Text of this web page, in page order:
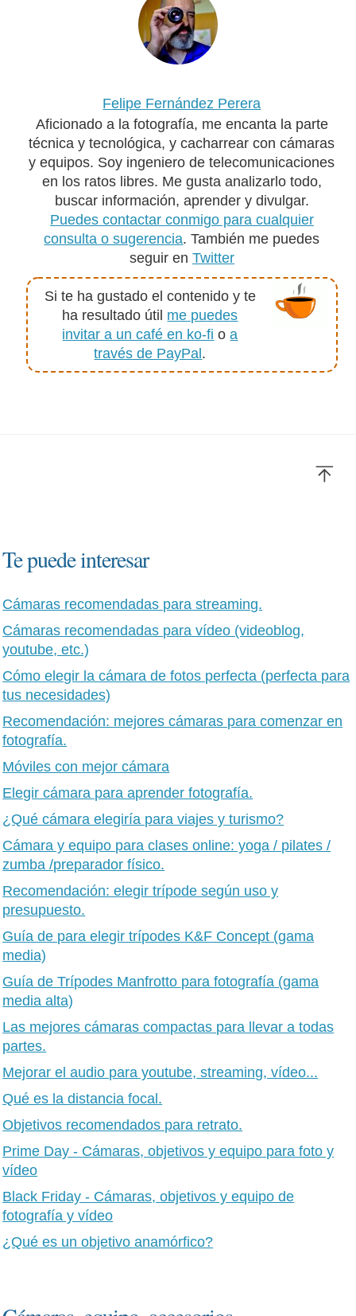
Felipe Fernández Perera
Aficionado a la fotografía, me encanta la parte
técnica y tecnológica, y cacharrear con cámaras
y equipos. Soy ingeniero de telecomunicaciones
en los ratos libres. Me gusta analizarlo todo,
buscar información, aprender y divulgar.
Puedes contactar conmigo para cualquier
consulta o sugerencia. También me puedes
seguir en Twitter
Si te ha gustado el contenido y te
ha resultado útil me puedes
invitar a un café en ko-fi oa
través de PayPal .
Te puede interesar
Cámaras recomendadas para streaming.
Cámaras recomendadas para vídeo (videoblog,
youtube, etc.)
Cómo elegir la cámara de fotos perfecta (perfecta para
tus necesidades)
Recomendación: mejores cámaras para comenzar en
fotografía.
Móviles con mejor cámara
Elegir cámara para aprender fotografía.
¿Qué cámara elegiría para viajes y turismo?
Cámara y equipo para clases online: yoga / pilates /
zumba /preparador físico.
Recomendación: elegir trípode según uso y
presupuesto.
Guía de para elegir trípodes K&F Concept (gama
media)
Guía de Trípodes Manfrotto para fotografía (gama
media alta)
Las mejores cámaras compactas para llevar a todas
partes.
Mejorar el audio para youtube, streaming, vídeo...
Qué es la distancia focal.
Objetivos recomendados para retrato.
Prime Day - Cámaras, objetivos y equipo para foto y
vídeo
Black Friday - Cámaras, objetivos y equipo de
fotografía y vídeo
¿Qué es un objetivo anamórfico?